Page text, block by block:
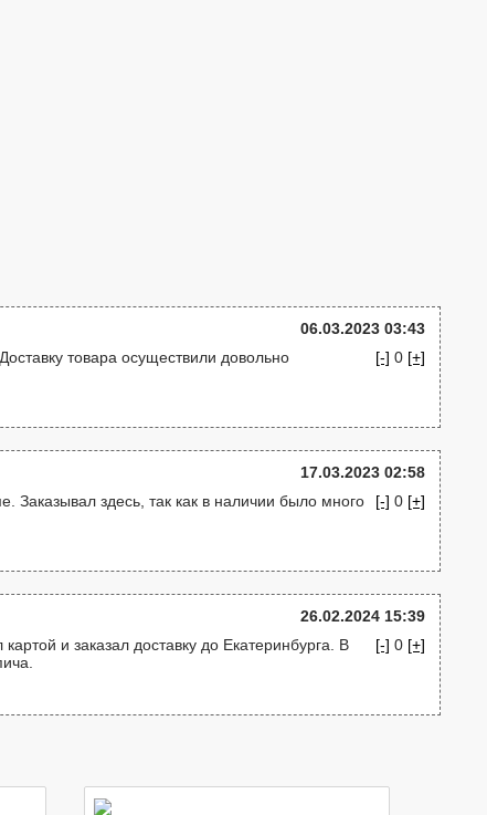
06.03.2023 03:43
[-] 0 [+]
товара осуществили довольно
17.03.2023 02:58
[-] 0 [+]
Заказывал здесь, так как в наличии было много
26.02.2024 15:39
[-] 0 [+]
и заказал доставку до Екатеринбурга. В